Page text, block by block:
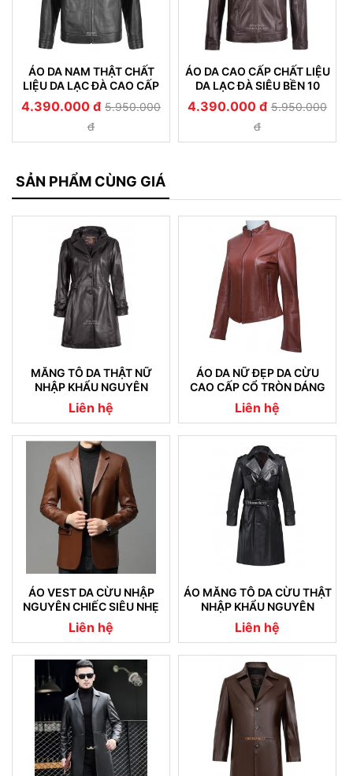
ÁO DA NAM THẬT CHẤT
LIỆU DA LẠC ĐÀ CAO CẤP
ĐỘ BỀN TRÊN 10 NĂM 520
4.390.000 đ 5.950.000
đ
ÁO DA CAO CẤP CHẤT LIỆU
DA LẠC ĐÀ SIÊU BỀN 10
NĂM KHÔNG NỔ DA 515
4.390.000 đ 5.950.000
đ
SẢN PHẨM CÙNG GIÁ
MĂNG TÔ DA THẬT NỮ
NHẬP KHẨU NGUYÊN
CHIẾC 05
Liên hệ
ÁO DA NỮ ĐẸP DA CỪU
CAO CẤP CỔ TRÒN DÁNG
TRƠN
Liên hệ
ÁO VEST DA CỪU NHẬP
NGUYÊN CHIẾC SIÊU NHẸ
08
Liên hệ
ÁO MĂNG TÔ DA CỪU THẬT
NHẬP KHẨU NGUYÊN
CHIẾC CAM KẾT KHÔNG NỔ
DA (04)
Liên hệ